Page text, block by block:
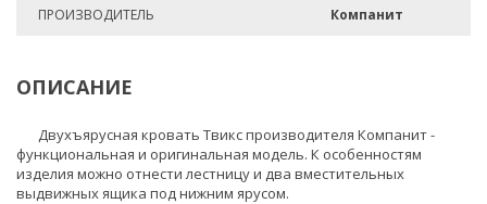
ПРОИЗВОДИТЕЛЬ
Компанит
ОПИСАНИЕ
Двухъярусная кровать Твикс производителя Компанит -
функциональная и оригинальная модель. К особенностям
изделия можно отнести лестницу и два вместительных
выдвижных ящика под нижним ярусом.